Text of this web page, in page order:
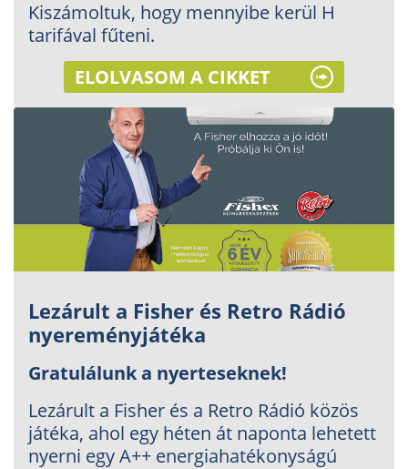
Kiszámoltuk, hogy mennyibe kerül H
tarifával fűteni.
ELOLVASOM A CIKKET
Lezárult a Fisher és Retro Rádió
nyereményjátéka
Gratulálunk a nyerteseknek!
Lezárult a Fisher és a Retro Rádió közös
játéka, ahol egy héten át naponta lehetett
nyerni egy A++ energiahatékonyságú